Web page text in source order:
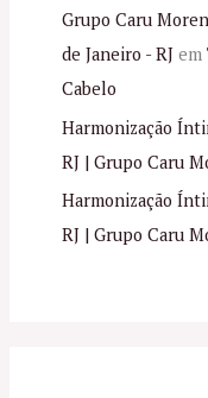
Grupo Caru
de Janeiro - RJem
Cabelo
Harmonização
RJ | Grupo Caru
Harmonização
RJ | Grupo Caru